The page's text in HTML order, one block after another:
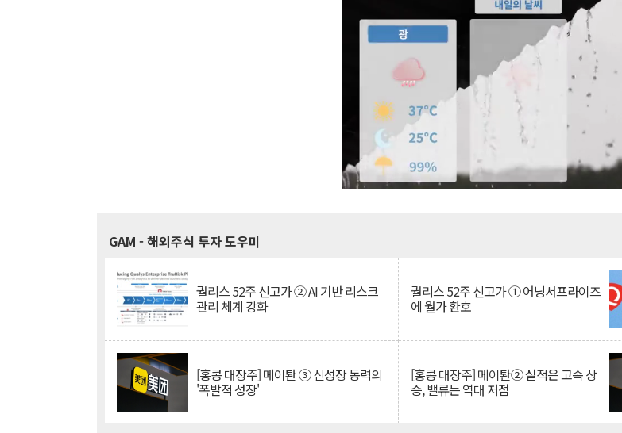
GAM - 해외주식 투자 도우미
퀄리스 52주 신고가 ② AI 기반 리스크
관리 체계 강화
퀄리스 52주 신고가 ① 어닝서프라이즈
에 월가 환호
[홍콩 대장주] 메이퇀 ③ 신성장 동력의
'폭발적 성장'
[홍콩 대장주] 메이퇀② 실적은 고속 상
승, 밸류는 역대 저점